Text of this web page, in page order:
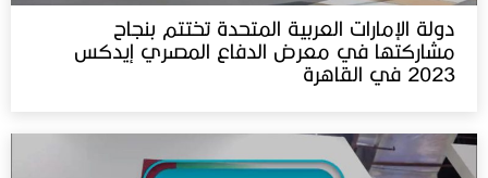
دولة الإمارات العربية المتحدة تختتم بنجاح
مشاركتها في معرض الدفاع المصري إيدكس
2023 في القاهرة